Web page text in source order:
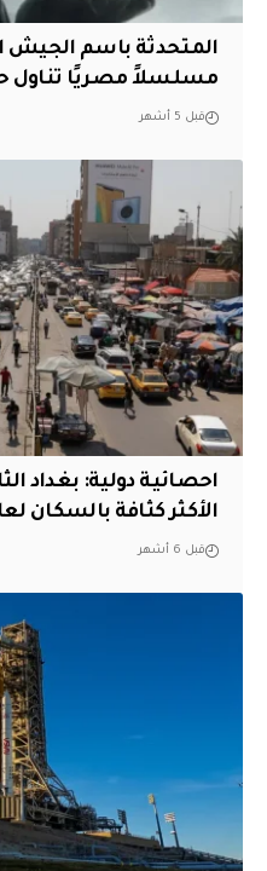
المتحدثة باسم الجيش
مسلسلاً مصريًا تناول
قبل 5 أشهر
احصائية دولية: بغداد
الأكثر كثافة بالسكان لعام
قبل 6 أشهر